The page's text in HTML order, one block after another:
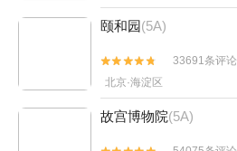
颐和园(5A)


33691条评论
北京·海淀区
故宫博物院(5A)